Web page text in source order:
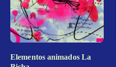
Elementos animados La